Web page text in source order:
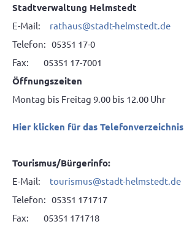
Stadtverwaltung Helmstedt
E-Mail: rathaus@stadt-helmstedt.de
Telefon: 05351 17-0
Fax: 05351 17-7001
Öffnungszeiten
Montag bis Freitag 9.00 bis 12.00 Uhr
Hier klicken für das Telefonverzeichnis
Tourismus/Bürgerinfo:
E-Mail: tourismus@stadt-helmstedt.de
Telefon: 05351 171717
Fax: 05351 171718